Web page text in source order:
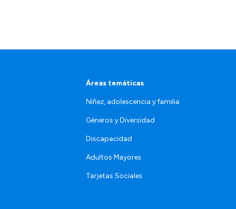
Áreas temáticas
Niñez, adolescencia y familia
Géneros y Diversidad
Discapacidad
Adultos Mayores
Tarjetas Sociales